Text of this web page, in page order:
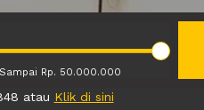
Sampai Rp. 50.000.000
atau Klik di sini